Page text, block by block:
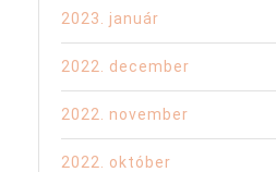
2023. január
2022. december
2022. november
2022. október